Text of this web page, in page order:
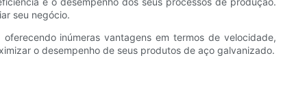
seu negócio.
inúmeras vantagens em termos de velocidade,
o desempenho de seus produtos de aço galvanizado.